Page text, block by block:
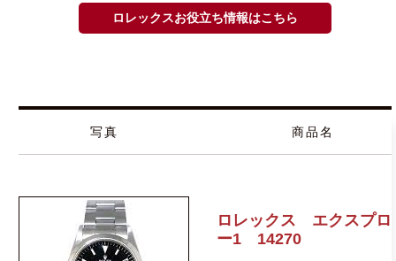
ロレックスお役立ち情報はこちら
写真 商品名
ロレックス エクスプロ
ー1 14270